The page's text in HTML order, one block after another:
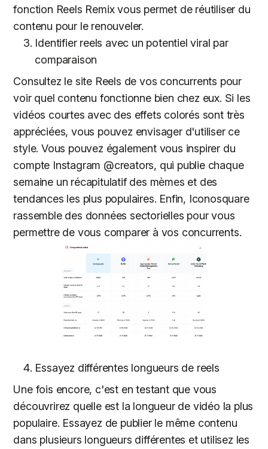
fonction Reels Remix vous permet de réutiliser du
contenu pour le renouveler.
Identifier reels avec un potentiel viral par
comparaison
Consultez le site Reels de vos concurrents pour
voir quel contenu fonctionne bien chez eux. Si les
vidéos courtes avec des effets colorés sont très
appréciées, vous pouvez envisager d'utiliser ce
style. Vous pouvez également vous inspirer du
compte Instagram @creators, qui publie chaque
semaine un récapitulatif des mèmes et des
tendances les plus populaires. Enfin, Iconosquare
rassemble des données sectorielles pour vous
permettre de vous comparer à vos concurrents.
Essayez différentes longueurs de reels
Une fois encore, c'est en testant que vous
découvrirez quelle est la longueur de vidéo la plus
populaire. Essayez de publier le même contenu
dans plusieurs longueurs différentes et utilisez les